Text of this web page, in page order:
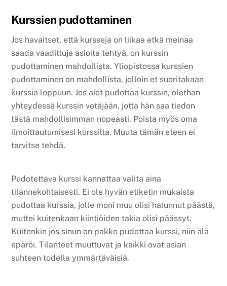
Kurssien pudottaminen
Jos havaitset, että kursseja on liikaa etkä meinaa
saada vaadittuja asioita tehtyä, on kurssin
pudottaminen mahdollista. Yliopistossa kurssien
pudottaminen on mahdollista, jolloin et suoritakaan
kurssia loppuun. Jos aiot pudottaa kurssin, olethan
yhteydessä kurssin vetäjään, jotta hän saa tiedon
tästä mahdollisimman nopeasti. Poista myös oma
ilmoittautumisesi kurssilta. Muuta tämän eteen ei
tarvitse tehdä.
Pudotettava kurssi kannattaa valita aina
tilannekohtaisesti. Ei ole hyvän etiketin mukaista
pudottaa kurssia, jolle moni muu olisi halunnut päästä,
muttei kuitenkaan kiintiöiden takia olisi päässyt.
Kuitenkin jos sinun on pakko pudottaa kurssi, niin älä
epäröi. Tilanteet muuttuvat ja kaikki ovat asian
suhteen todella ymmärtäväisiä.